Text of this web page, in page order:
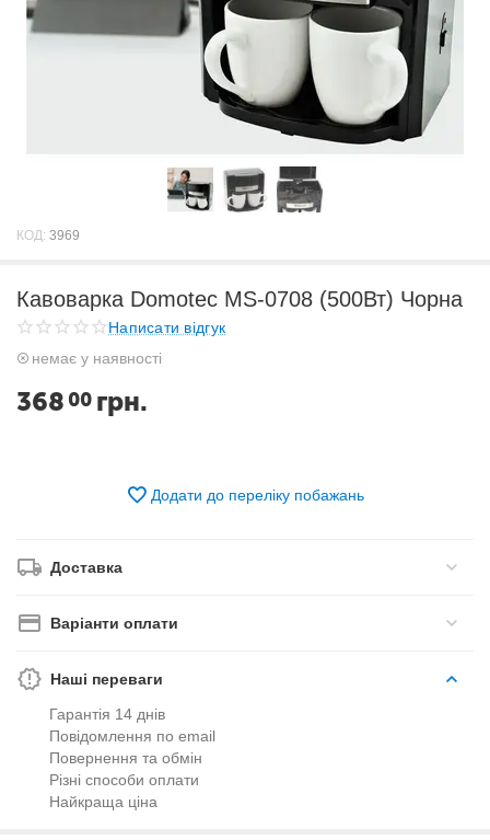
КОД: 3969
Кавоварка Domotec MS-0708 (500Вт) Чорна
Написати відгук
немає у наявності
368 00 грн.
Додати до переліку побажань
Доставка
Варіанти оплати
Наші переваги
Гарантія 14 днів
Повідомлення по email
Повернення та обмін
Різні способи оплати
Найкраща ціна